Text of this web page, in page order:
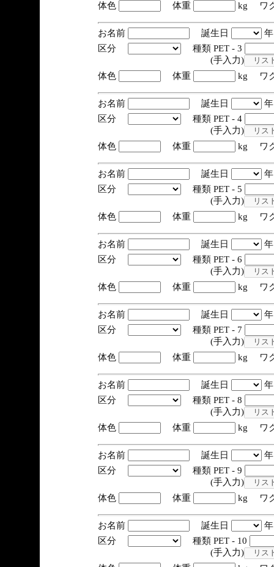
体色
体重 kg ワ
お名前 誕生日
区分
種類 PET - 3
(手入力)
体色
体重 kg ワ
お名前 誕生日
区分
種類 PET - 4
(手入力)
体色
体重 kg ワ
お名前 誕生日
区分
種類 PET - 5
(手入力)
体色
体重 kg ワ
お名前 誕生日
区分
種類 PET - 6
(手入力)
体色
体重 kg ワ
お名前 誕生日
区分
種類 PET - 7
(手入力)
体色
体重 kg ワ
お名前 誕生日
区分
種類 PET - 8
(手入力)
体色
体重 kg ワ
お名前 誕生日
区分
種類 PET - 9
(手入力)
体色
体重 kg ワ
お名前 誕生日
区分
種類 PET - 10
(手入力)